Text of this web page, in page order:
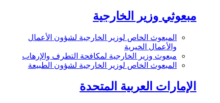
مبعوثي وزير الخارجية
المبعوث الخاص لوزير الخارجية لشؤون الأعمال
والأعمال الخيرية
مبعوث وزير الخارجية لمكافحة التطرف والإرهاب
المبعوث الخاص لوزير الخارجية لشؤون الطبيعة
الإمارات العربية المتحدة